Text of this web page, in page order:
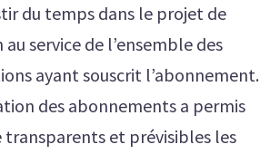
du temps dans le projet de
service de l’ensemble des
ayant souscrit l’abonnement.
des abonnements a permis
transparents et prévisibles les